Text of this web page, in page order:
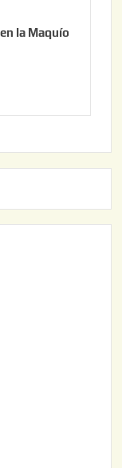
la Maquío